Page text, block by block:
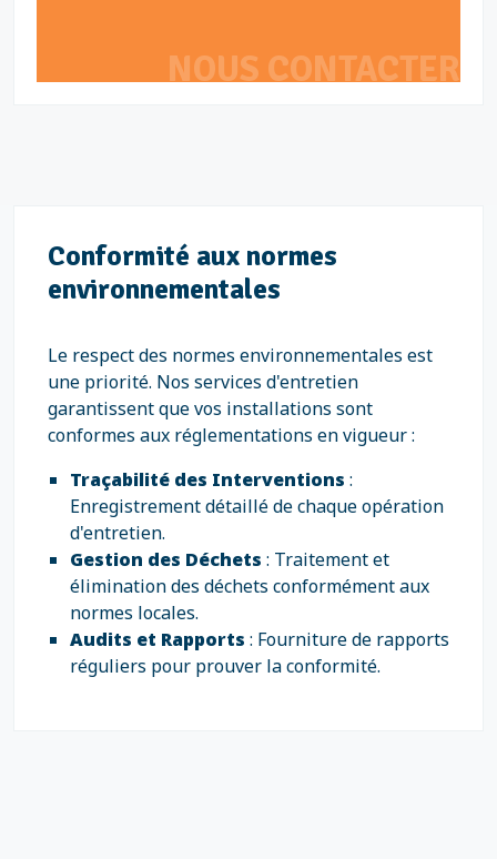
NOUS CONTACTER
Conformité aux normes
environnementales
Le respect des normes environnementales est
une priorité. Nos services d'entretien
garantissent que vos installations sont
conformes aux réglementations en vigueur :
Traçabilité des Interventions :
Enregistrement détaillé de chaque opération
d'entretien.
Gestion des Déchets : Traitement et
élimination des déchets conformément aux
normes locales.
Audits et Rapports : Fourniture de rapports
réguliers pour prouver la conformité.